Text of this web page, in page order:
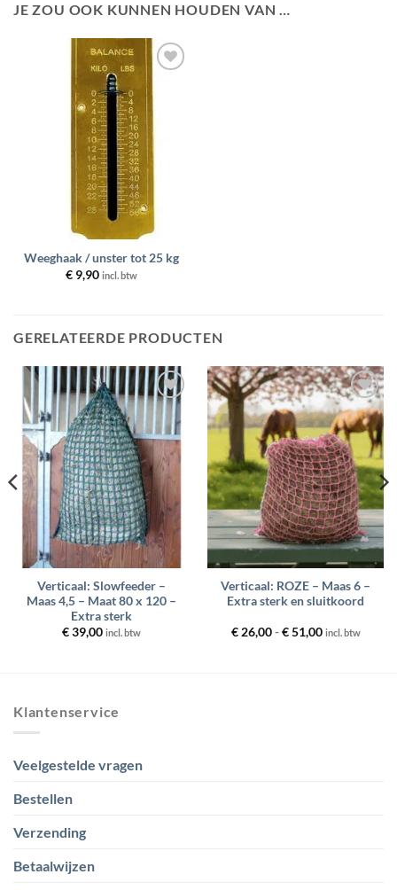
JE ZOU OOK KUNNEN HOUDEN VAN …
Toevoegen
Weeghaak / unster tot 25 kg
€ 9,90 incl. btw
GERELATEERDE PRODUCTEN
Toevoegen
wenslijst
Verticaal: Slowfeeder –
Maas 4,5 – Maat 80 x 120 –
Extra sterk
€39,00 incl. btw
Toevoegen
aan
wenslijst
Verticaal: ROZE – Maas 6 –
Extra sterk en sluitkoord
€26,00 - €51,00Prijsklasse:
incl. btw
Klantenservice
Veelgestelde vragen
Bestellen
Verzending
Betaalwijzen